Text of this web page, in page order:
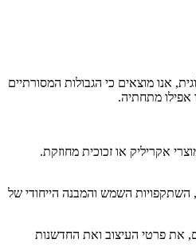
אנו מוצאים כי הגבולות המסורתיים
אפילו מתחתיה.
אקריליק או זכוכית מחוזקת.
השמש והמבנה הייחודי של
את פרטי העיצוב ואת החדשנות